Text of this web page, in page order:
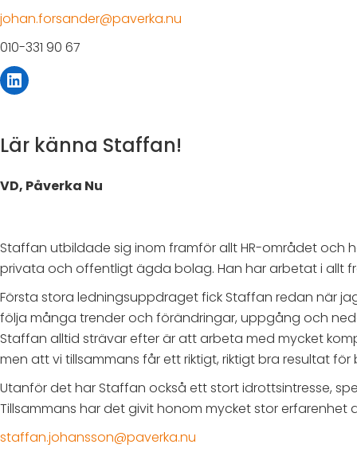
johan.forsander@paverka.nu
010-331 90 67
LinkedIn
Lär känna Staffan!
VD, Påverka Nu
Staffan utbildade sig inom framför allt HR-området och
privata och offentligt ägda bolag. Han har arbetat i allt
Första stora ledningsuppdraget fick Staffan redan när
följa många trender och förändringar, uppgång och
Staffan alltid strävar efter är att arbeta med mycket
men att vi tillsammans får ett riktigt, riktigt bra resultat
Utanför det har Staffan också ett stort idrottsintresse,
Tillsammans har det givit honom mycket stor
staffan.johansson@paverka.nu